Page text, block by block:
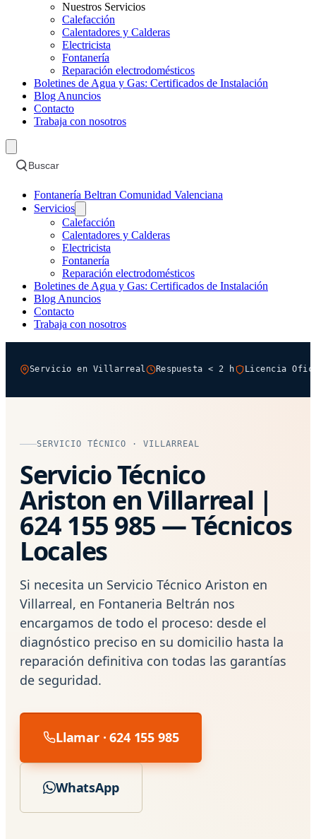
Nuestros Servicios
Calefacción
Calentadores y Calderas
Electricista
Fontanería
Reparación electrodomésticos
Boletines de Agua y Gas: Certificados de Instalación
Blog Anuncios
Contacto
Trabaja con nosotros
Buscar
Fontanería Beltran Comunidad Valenciana
Servicios
Calefacción
Calentadores y Calderas
Electricista
Fontanería
Reparación electrodomésticos
Boletines de Agua y Gas: Certificados de Instalación
Blog Anuncios
Contacto
Trabaja con nosotros
Servicio en Villarreal Respuesta < 2 h Licencia
SERVICIO TÉCNICO · VILLARREAL
Servicio Técnico
Ariston en Villarreal |
624 155 985 — Técnicos
Locales
Si necesita un Servicio Técnico Ariston en
Villarreal, en Fontaneria Beltrán nos
encargamos de todo el proceso: desde el
diagnóstico preciso en su domicilio hasta la
reparación definitiva con todas las garantías
de seguridad.
Llamar · 624 155 985
WhatsApp